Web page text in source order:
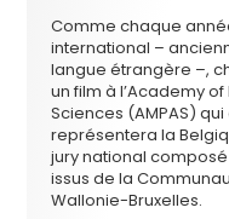
Comme chaque
international –
langue étrangère –,
un film à l’Academy
Sciences (AMPAS)
représentera la
jury national
issus de la
Wallonie-Bruxelles.